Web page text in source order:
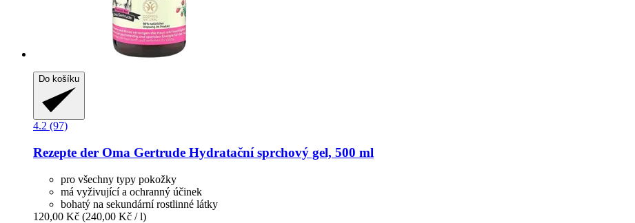
Do košíku
4.2 (97)
Rezepte der Oma Gertrude Hydratační sprchový gel, 500 ml
pro všechny typy pokožky
má vyživující a ochranný účinek
bohatý na sekundární rostlinné látky
120,00 Kč (240,00 Kč / l)